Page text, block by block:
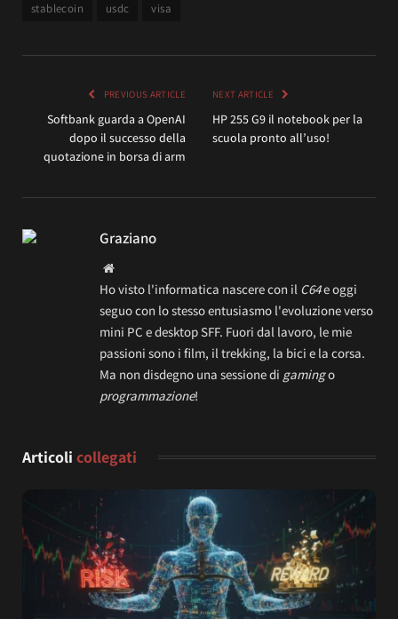
stablecoin
usdc visa
PREVIOUS ARTICLE
Softbank guarda a OpenAI
dopo il successo della
quotazione in borsa di arm
NEXT ARTICLE
HP 255 G9 il notebook per la
scuola pronto all’uso!
Graziano
Website
Ho visto l'informatica nascere con il C64e oggi
seguo con lo stesso entusiasmo l'evoluzione verso
mini PC e desktop SFF. Fuori dal lavoro, le mie
passioni sono i film, il trekking, la bici e la corsa.
Ma non disdegno una sessione di gamingo
programmazione!
Articoli collegati